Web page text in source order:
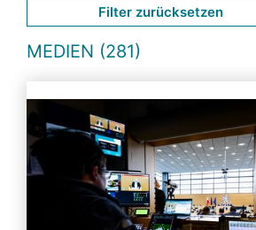
Filter zurücksetzen
MEDIEN (281)